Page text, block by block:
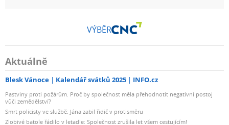
VÝBĚR
Aktuálně
Blesk Vánoce Kalendář svátků 2025 INFO.cz
Pastviny proti požárům. Proč by společnost měla přehodnotit negativní postoj
vůči zemědělství?
Smrt policisty ve službě: Jána zabil řidič v protisměru
Zlobivé batole řádilo v letadle: Společnost zrušila let všem cestujícím!